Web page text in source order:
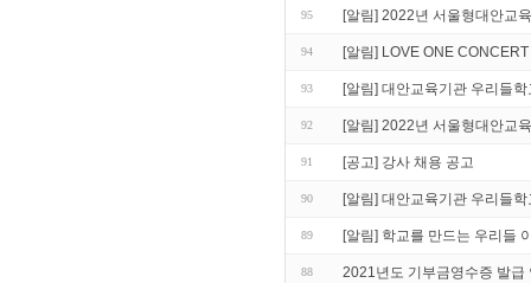
95 [알림] 2022년 서울형대안교
94 [알림] LOVE ONE
93 [알림] 대안교육기관 우리들
92 [알림] 2022년 서울형대안교
91 [공고] 강사 채용 공고
90 [알림] 대안교육기관 우리들
89 [알림] 학교를 만드는 우리들
88 2021년도 기부금영수증 발급